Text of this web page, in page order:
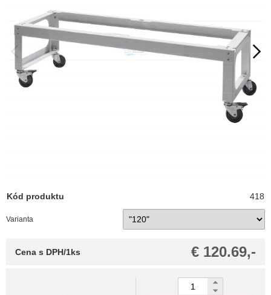
Kód produktu 418
Varianta
€ 120.69,-
Cena s DPH/1ks